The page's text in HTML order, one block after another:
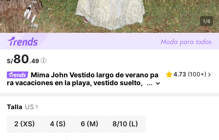
1/6
S/80.49
Mima John Vestido largo de verano pa
ra vacaciones en la playa, vestido suelto,
ano para mujeres, graduación, atuendos de m
4.73 (100+)
Talla US
2 (XS) 4(S) 6(M) 8/10 (L)